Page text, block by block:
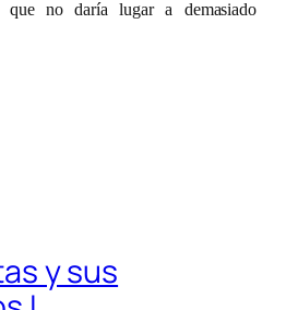
no daría lugar a demasiado
y sus